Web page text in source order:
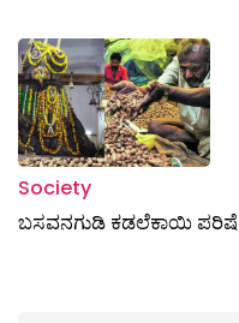
Society
ಬಸವನಗುಡಿ ಕಡಲೆಕಾಯಿ ಪರಿಷೆ